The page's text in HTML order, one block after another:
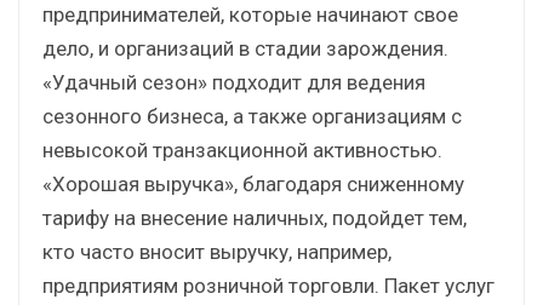
предпринимателей, которые начинают свое
дело, и организаций в стадии зарождения.
«Удачный сезон» подходит для ведения
сезонного бизнеса, а также организациям с
невысокой транзакционной активностью.
«Хорошая выручка», благодаря сниженному
тарифу на внесение наличных, подойдет тем,
кто часто вносит выручку, например,
предприятиям розничной торговли. Пакет услуг